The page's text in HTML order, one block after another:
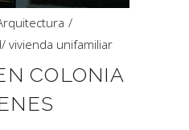
/ vivienda unifamiliar
COLONIA